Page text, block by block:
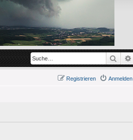
Suche
Anmelden
Registrieren